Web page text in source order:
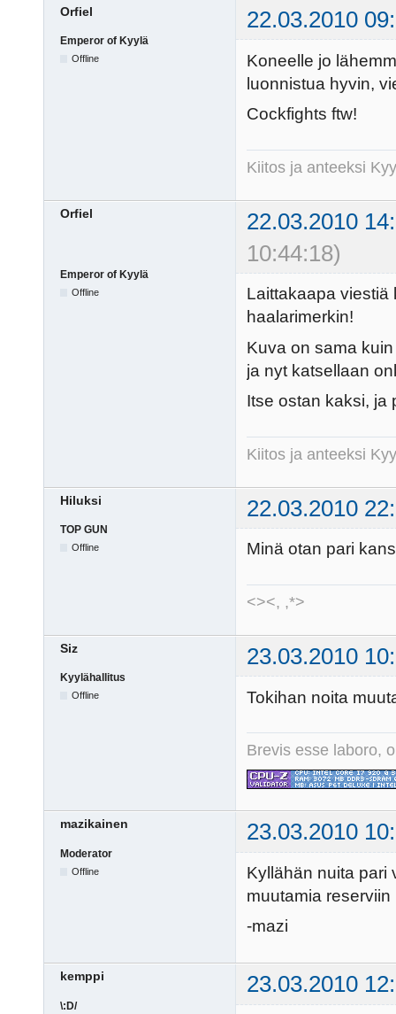
Orfiel 22.03.2010
Emperor of Kyylä
Offline
Koneelle jo
luonnistua hyvin,
Cockfights ftw!
Kiitos ja anteeksi
Orfiel
22.03.2010
10:44:18)
Emperor of Kyylä
Offline
Laittakaapa viestiä
haalarimerkin!
Kuva on sama
ja nyt katsellaan
Itse ostan kaksi, ja
Kiitos ja anteeksi
Hiluksi 22.03.2010
TOP GUN
Offline Minä otan pari
<><, ,*>
Siz 23.03.2010
Kyylähallitus
Offline Tokihan noita
Brevis esse laboro,
mazikainen 23.03.2010
Moderator
Offline
Kyllähän nuita pari
muutamia
-mazi
kemppi 23.03.2010
\:D/